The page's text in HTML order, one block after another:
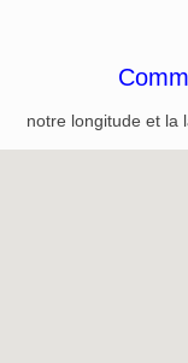
notre longitude et la